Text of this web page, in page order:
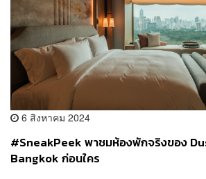
6 สิงหาคม 2024
#SneakPeek พาชมห้องพักจริงของ
Bangkok ก่อนใคร